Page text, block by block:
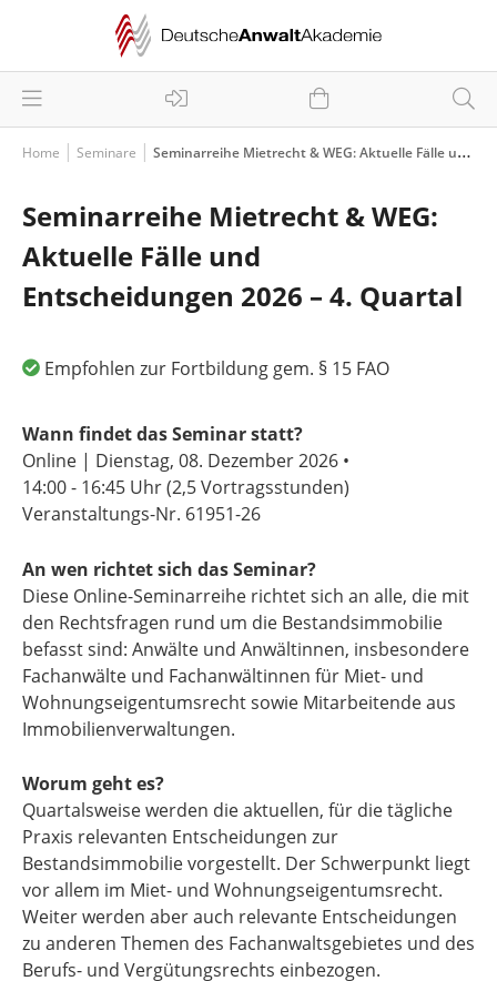
Home Seminare Seminarreihe Mietrecht & WEG: Aktuelle Fälle und Entscheidungen 2026 – 4. Quartal
Seminarreihe Mietrecht & WEG:
Aktuelle Fälle und
Entscheidungen 2026 – 4. Quartal
Empfohlen zur Fortbildung gem. § 15 FAO
Wann findet das Seminar statt?
Online | Dienstag, 08. Dezember 2026 •
14:00 - 16:45 Uhr(2,5 Vortragsstunden)
Veranstaltungs-Nr. 61951-26
An wen richtet sich das Seminar?
Diese Online-Seminarreihe richtet sich an alle, die mit
den Rechtsfragen rund um die Bestandsimmobilie
befasst sind: Anwälte und Anwältinnen, insbesondere
Fachanwälte und Fachanwältinnen für Miet- und
Wohnungseigentumsrecht sowie Mitarbeitende aus
Immobilienverwaltungen.
Worum geht es?
Quartalsweise werden die aktuellen, für die tägliche
Praxis relevanten Entscheidungen zur
Bestandsimmobilie vorgestellt. Der Schwerpunkt liegt
vor allem im Miet- und Wohnungseigentumsrecht.
Weiter werden aber auch relevante Entscheidungen
zu anderen Themen des Fachanwaltsgebietes und des
Berufs- und Vergütungsrechts einbezogen.